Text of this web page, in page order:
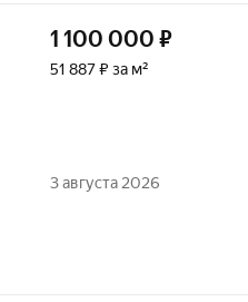
1 100 000 ₽
51 887 ₽ за м²
3 августа 2026